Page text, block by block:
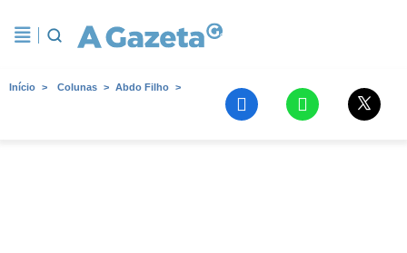
Início Colunas Abdo Filho